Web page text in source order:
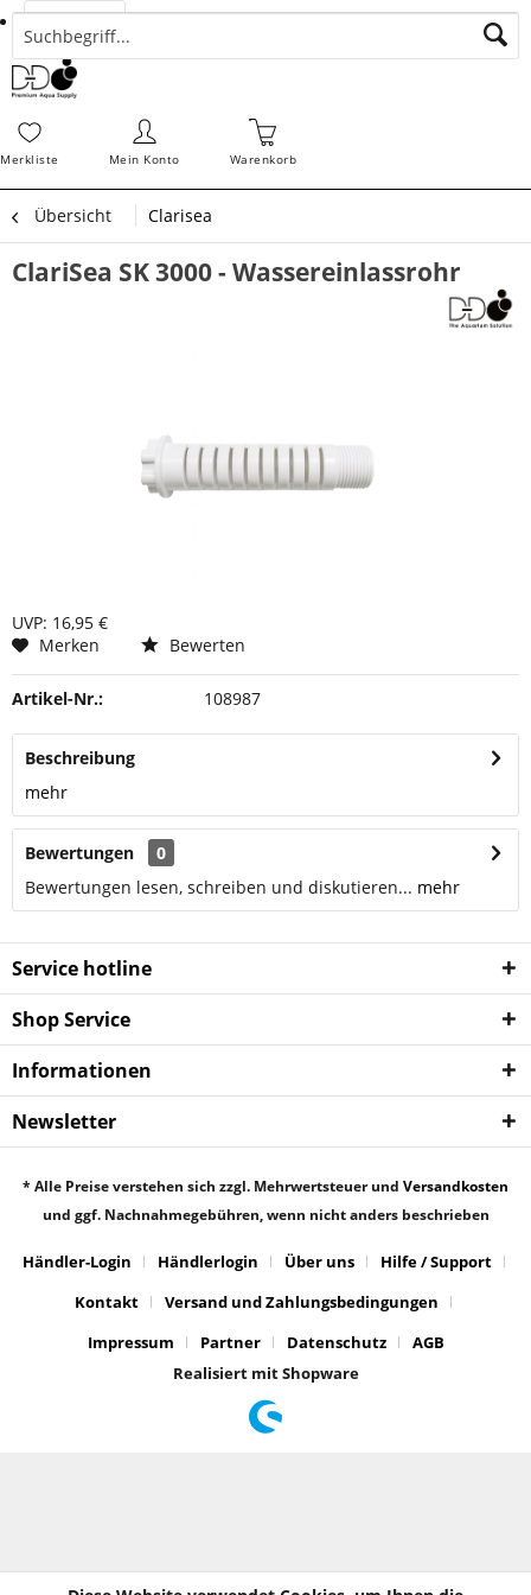
Suchen
Merkliste Mein Konto
Bestellungen Schnellerfassung
Warenkorb
Übersicht Clarisea
ClariSea SK 3000 - Wassereinlassrohr
UVP: 16,95 €
Merken
Bewerten
Artikel-Nr.: 108987
Beschreibung
mehr
Bewertungen
0
Bewertungen lesen, schreiben und diskutieren... mehr
Service hotline
Shop Service
Informationen
Newsletter
* Alle Preise verstehen sich zzgl. Mehrwertsteuer und Versandkosten
und ggf. Nachnahmegebühren, wenn nicht anders beschrieben
Händler-Login Händlerlogin Über uns
Hilfe / Support
Kontakt
Versand und Zahlungsbedingungen
Impressum
Partner Datenschutz
AGB
Realisiert mit Shopware